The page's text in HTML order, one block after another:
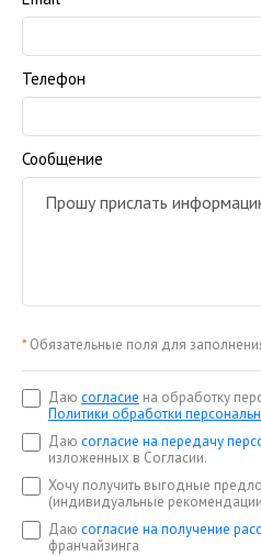
Телефон
Сообщение
* Обязательные поля для
Даю согласие на обработку
Политики обработки
Даю согласие на передачу
изложенных в Согласии.
Хочу получить выгодные
(индивидуальные
Даю согласие на получение
франчайзинга